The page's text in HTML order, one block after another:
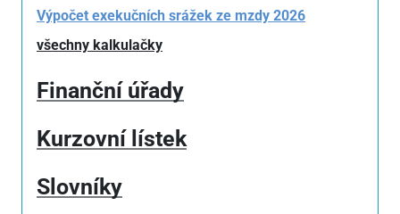
Výpočet exekučních srážek ze mzdy 2026
všechny kalkulačky
Finanční úřady
Kurzovní lístek
Slovníky